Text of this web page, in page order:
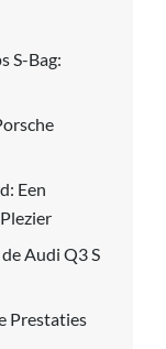
S-Bag:
Een
Audi Q3 S
Prestaties